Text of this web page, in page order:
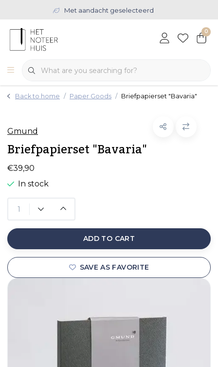
Met aandacht geselecteerd
0
Back to home Paper Goods Briefpapierset "Bavaria"
Gmund
Briefpapierset "Bavaria"
€39,90
In stock
ADD TO CART
SAVE AS FAVORITE